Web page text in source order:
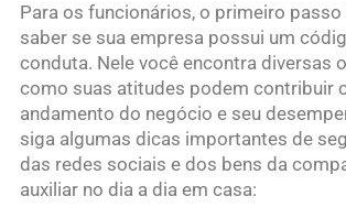
Para os funcionários, o primeiro
saber se sua empresa possui um
conduta. Nele você encontra diversas
como suas atitudes podem contribuir
andamento do negócio e seu
siga algumas dicas importantes de
das redes sociais e dos bens da
auxiliar no dia a dia em casa: